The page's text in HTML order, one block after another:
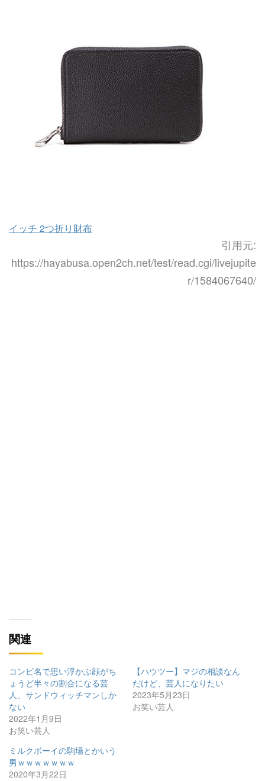
イッチ 2つ折り財布
引用元:
https://hayabusa.open2ch.net/test/read.cgi/livejupite
r/1584067640/
関連
コンビ名で思い浮かぶ顔がち
ょうど半々の割合になる芸
人、サンドウィッチマンしか
ない
2022年1月9日
お笑い芸人
【ハウツー】マジの相談なん
だけど、芸人になりたい
2023年5月23日
お笑い芸人
ミルクボーイの駒場とかいう
男ｗｗｗｗｗｗｗ
2020年3月22日